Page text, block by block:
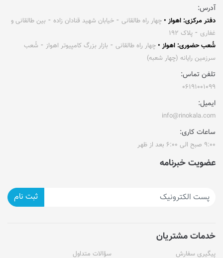
آدرس:
دفتر مرکزی: اهواز • چهار راه طالقانی ⁃ خیابان شهید قنادان زاده ⁃ بین طالقانی و
غفاری ⁃ پلاک ۱۹۲
شُعب حضوری: اهواز • چهار راه طالقانی ⁃ بازار بزرگ کامپیوتر اهواز ⁃ شُعب
سرزمین رایانه (چهار شعبه)
تلفن تماس:
۰۶۱۹۱۰۰۱۰۹۹
ایمیل:
info@rinokala.com
ساعات کاری:
۹:۰۰ صبح الی ۶:۰۰ بعد از ظهر
عضویت خبرنامه
ثبت نام
خدمات مشتریان
پیگیری سفارش سؤالات متداول